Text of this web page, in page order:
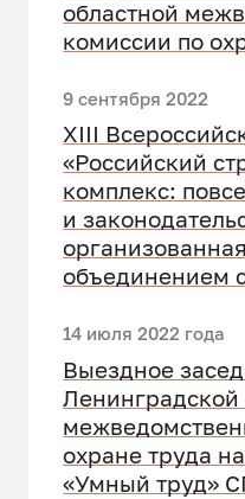
областной
комиссии по
9 сентября 2022
XIII
«Российский
комплекс:
и
объединением
14 июля 2022 года
Выездное
Ленинградской
охране труда
«Умный труд»